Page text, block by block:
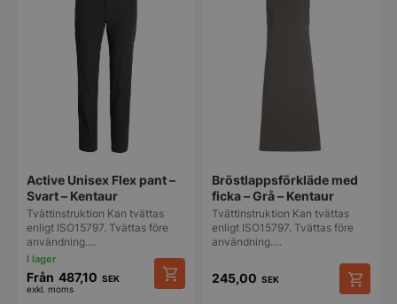
Active Unisex Flex pant –
Svart – Kentaur
Tvättinstruktion Kan tvättas
enligt ISO15797. Tvättas före
användning.…
Från 487,10 SEK
exkl. moms
Bröstlappsförkläde med
ficka – Grå – Kentaur
Tvättinstruktion Kan tvättas
enligt ISO15797. Tvättas före
användning.…
245,00 SEK